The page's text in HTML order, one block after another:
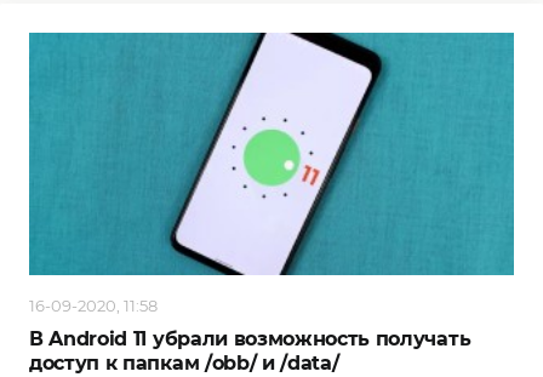
16-09-2020, 11:58
В Android 11 убрали возможность получать
доступ к папкам /obb/ и /data/